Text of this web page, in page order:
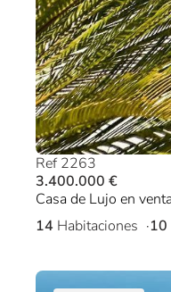
Ref 2263
3.400.000 €
Casa de Lujo en
14 Habitaciones 10